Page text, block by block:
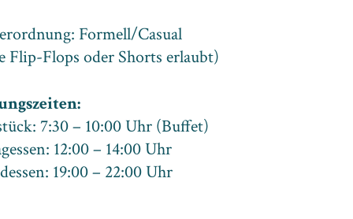
Formell/Casual
Flip-Flops oder Shorts erlaubt)
7:30 – 10:00 Uhr (Buffet)
12:00 – 14:00 Uhr
19:00 – 22:00 Uhr